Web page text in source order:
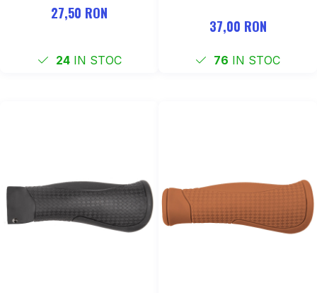
27,50 RON
24IN STOC
37,00 RON
76 IN STOC